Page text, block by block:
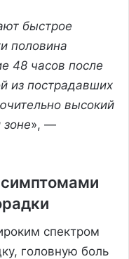
быстрое
половина
48 часов после
из пострадавших
высокий
зоне», —
спектром
головную боль